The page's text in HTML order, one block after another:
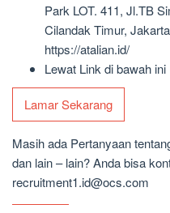
Park LOT. 411, Jl.TB
Cilandak Timur,
https://atalian.id/
Lewat Link di bawah ini
Lamar Sekarang
Masih ada Pertanyaan
dan lain – lain? Anda bisa
recruitment1.id@ocs.com